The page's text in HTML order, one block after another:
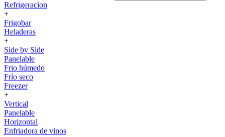
Refrigeracion
+
Frigobar
Heladeras
+
Side by Side
Panelable
Frio húmedo
Frío seco
Freezer
+
Vertical
Panelable
Horizontal
Enfriadora de vinos